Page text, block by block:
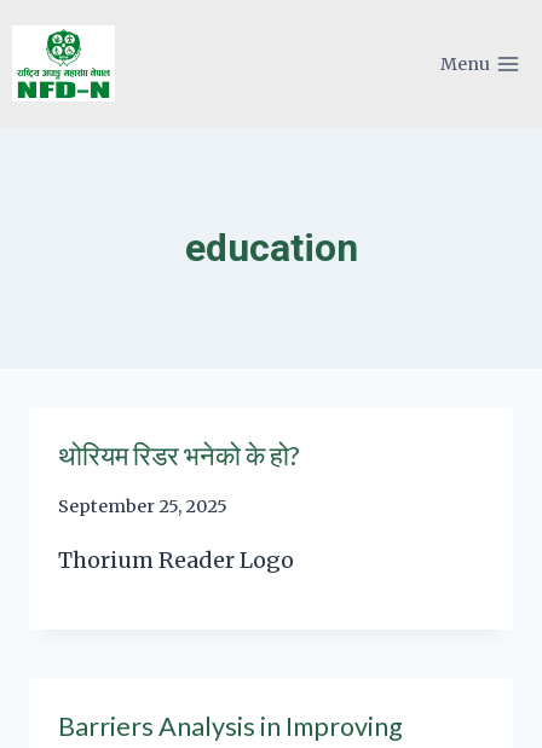
content
Menu
education
थोरियम रिडर भनेको के हो?
September 25, 2025
Thorium Reader Logo
Barriers Analysis in Improving